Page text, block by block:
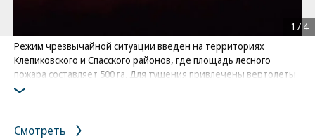
Режим чрезвычайной ситуации введен на территориях
Клепиковского и Спасского районов, где площадь лесного
пожара составляет 500 га. Для тушения привлечены вертолеты
Фото: HunterAMG / ТАСС
1 / 4
Смотреть